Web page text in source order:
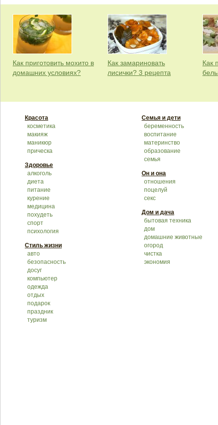
Как приготовить мохито в
домашних условиях?
Как замариновать
лисички? 3 рецепта
Как
Красота
косметика
макияж
маникюр
прическа
Здоровье
алкоголь
диета
питание
курение
медицина
похудеть
спорт
психология
Стиль жизни
авто
безопасность
досуг
компьютер
одежда
отдых
подарок
праздник
туризм
Семья и дети
беременность
воспитание
материнство
образование
семья
Он и она
отношения
поцелуй
секс
Дом и дача
бытовая техника
дом
домашние животные
огород
чистка
экономия